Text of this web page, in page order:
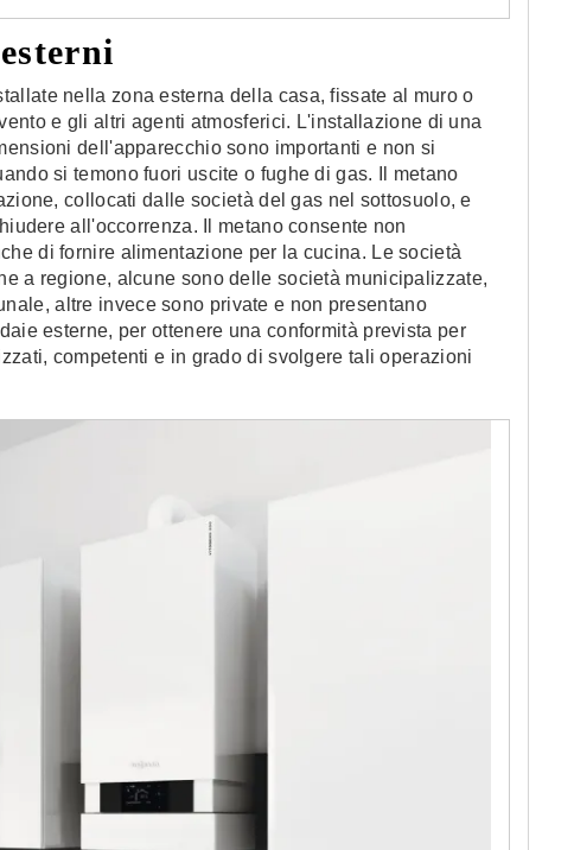
nella zona esterna della casa, fissate al muro o
e gli altri agenti atmosferici. L'installazione di una
dell'apparecchio sono importanti e non si
si temono fuori uscite o fughe di gas. Il metano
collocati dalle società del gas nel sottosuolo, e
all'occorrenza. Il metano consente non
di fornire alimentazione per la cucina. Le società
a regione, alcune sono delle società municipalizzate,
altre invece sono private e non presentano
esterne, per ottenere una conformità prevista per
competenti e in grado di svolgere tali operazioni